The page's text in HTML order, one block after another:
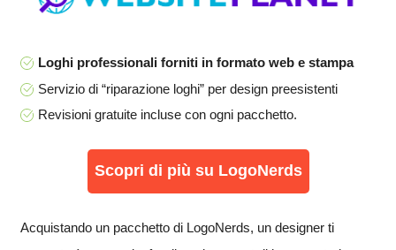
Loghi professionali forniti in formato web e stampa
Servizio di “riparazione loghi” per design preesistenti
Revisioni gratuite incluse con ogni pacchetto.
Scopri di più su LogoNerds
Acquistando un pacchetto di LogoNerds, un designer ti